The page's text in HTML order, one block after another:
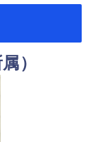
）